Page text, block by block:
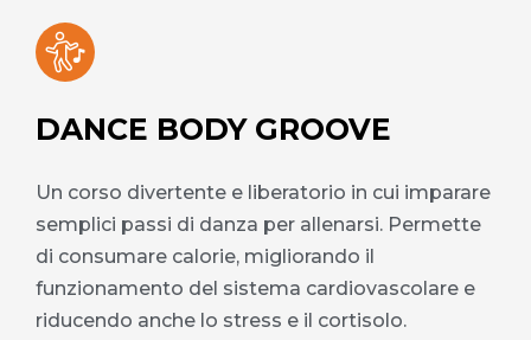
DANCE BODY GROOVE
Un corso divertente e liberatorio in cui imparare
semplici passi di danza per allenarsi. Permette
di consumare calorie, migliorando il
funzionamento del sistema cardiovascolare e
riducendo anche lo stress e il cortisolo.